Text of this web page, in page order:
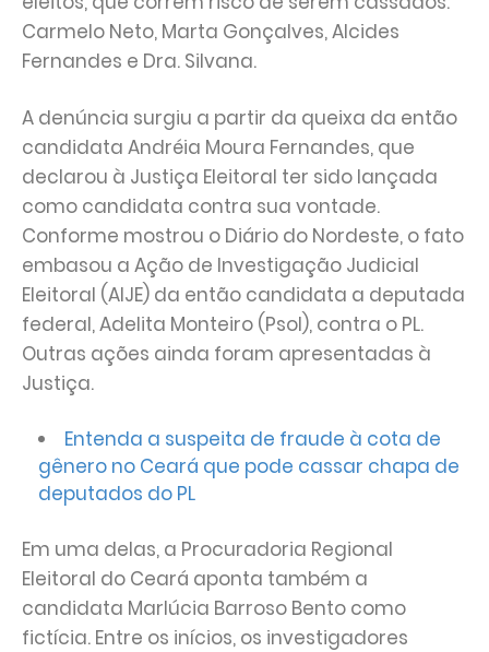
Carmelo Neto, Marta Gonçalves, Alcides
Fernandes e Dra. Silvana.
A denúncia surgiu a partir da queixa da então
candidata Andréia Moura Fernandes, que
declarou à Justiça Eleitoral ter sido lançada
como candidata contra sua vontade.
Conforme mostrou o Diário do Nordeste, o fato
embasou a Ação de Investigação Judicial
Eleitoral (AIJE) da então candidata a deputada
federal, Adelita Monteiro (Psol), contra o PL.
Outras ações ainda foram apresentadas à
Justiça.
Entenda a suspeita de fraude à cota de
gênero no Ceará que pode cassar chapa de
deputados do PL
Em uma delas, a Procuradoria Regional
Eleitoral do Ceará aponta também a
candidata Marlúcia Barroso Bento como
fictícia. Entre os inícios, os investigadores